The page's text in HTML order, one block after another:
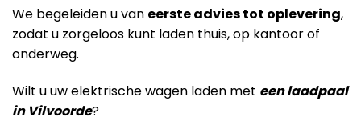
We begeleiden u van eerste advies tot oplevering,
zodat u zorgeloos kunt laden thuis, op kantoor of
onderweg.
Wilt u uw elektrische wagen laden met een laadpaal
in Vilvoorde?